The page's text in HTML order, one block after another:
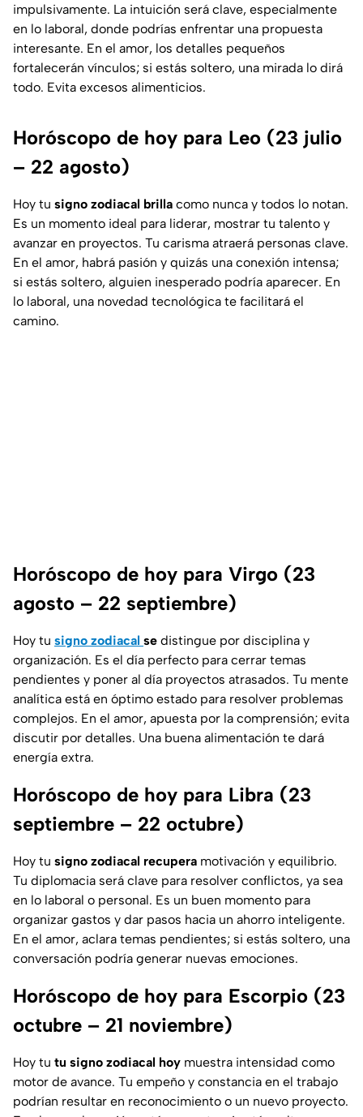
impulsivamente. La intuición será clave, especialmente
en lo laboral, donde podrías enfrentar una propuesta
interesante. En el amor, los detalles pequeños
fortalecerán vínculos; si estás soltero, una mirada lo dirá
todo. Evita excesos alimenticios.
Horóscopo de hoy para Leo (23 julio
– 22 agosto)
Hoy tu signo zodiacal brilla como nunca y todos lo notan.
Es un momento ideal para liderar, mostrar tu talento y
avanzar en proyectos. Tu carisma atraerá personas clave.
En el amor, habrá pasión y quizás una conexión intensa;
si estás soltero, alguien inesperado podría aparecer. En
lo laboral, una novedad tecnológica te facilitará el
camino.
Horóscopo de hoy para Virgo (23
agosto – 22 septiembre)
Hoy tu signo zodiacal se distingue por disciplina y
organización. Es el día perfecto para cerrar temas
pendientes y poner al día proyectos atrasados. Tu mente
analítica está en óptimo estado para resolver problemas
complejos. En el amor, apuesta por la comprensión; evita
discutir por detalles. Una buena alimentación te dará
energía extra.
Horóscopo de hoy para Libra (23
septiembre – 22 octubre)
Hoy tu signo zodiacal recupera motivación y equilibrio.
Tu diplomacia será clave para resolver conflictos, ya sea
en lo laboral o personal. Es un buen momento para
organizar gastos y dar pasos hacia un ahorro inteligente.
En el amor, aclara temas pendientes; si estás soltero, una
conversación podría generar nuevas emociones.
Horóscopo de hoy para Escorpio (23
octubre – 21 noviembre)
Hoy tu tu signo zodiacal hoy muestra intensidad como
motor de avance. Tu empeño y constancia en el trabajo
podrían resultar en reconocimiento o un nuevo proyecto.